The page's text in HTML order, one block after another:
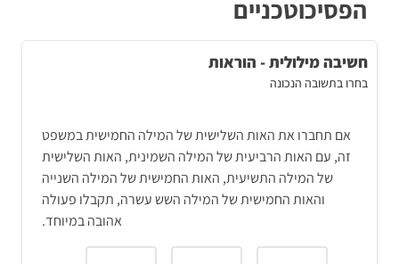
הפסיכוטכניים
חשיבה מילולית - הוראות
בחרו בתשובה הנכונה
אם תחברו את האות השלישית של המילה החמישית במשפט
זה, עם האות הרביעית של המילה השמינית, האות השלישית
של המילה התשיעית, האות החמישית של המילה השנייה
והאות החמישית של המילה השש עשרה, תקבלו פעולה
אהובה במיוחד.